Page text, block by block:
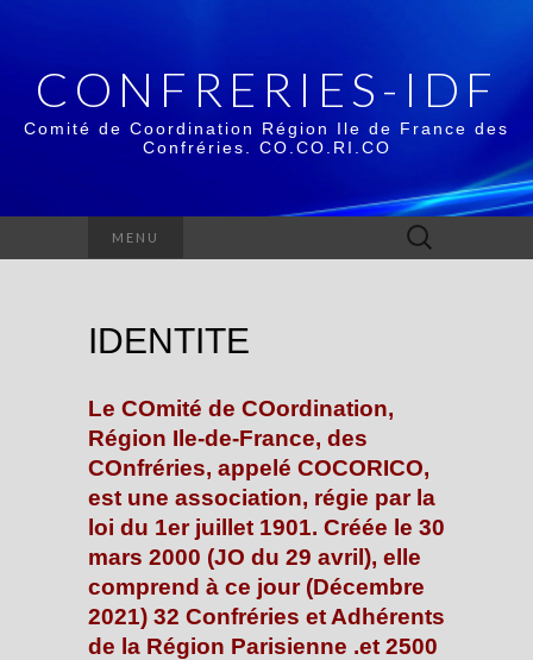
CONFRERIES-IDF
Comité de Coordination Région Ile de France des
Confréries. CO.CO.RI.CO
MENU Rechercher :
IDENTITE
Le COmité de COordination,
Région Ile-de-France, des
COnfréries, appelé COCORICO,
est une association, régie par la
loi du 1er juillet 1901. Créée le 30
mars 2000 (JO du 29 avril), elle
comprend à ce jour (Décembre
2021) 32 Confréries et Adhérents
de la Région Parisienne .et 2500